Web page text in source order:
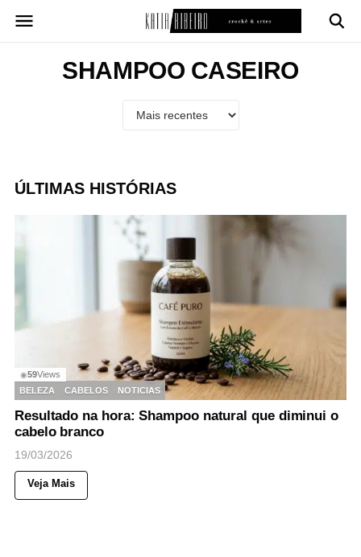
para
SHAMPOO CASEIRO
ÚLTIMAS HISTÓRIAS
◉59Views
BELEZA
CABELOS NOTICIAS
Resultado na hora: Shampoo natural que diminui o
cabelo branco
19/03/2026
Veja Mais